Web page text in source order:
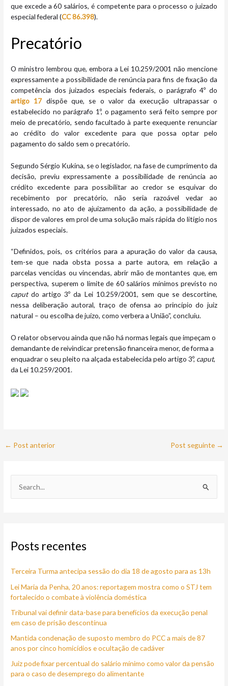
que excede a 60 salários, é competente para o processo o juizado
especial federal (CC 86.398).
Preca​​tório
O ministro lembrou que, embora a Lei 10.259/2001 não mencione
expressamente a possibilidade de renúncia para fins de fixação da
competência dos juizados especiais federais, o parágrafo 4º do
artigo 17dispõe que, se o valor da execução ultrapassar o
estabelecido no parágrafo 1º, o pagamento será feito sempre por
meio de precatório, sendo facultado à parte exequente renunciar
ao crédito do valor excedente para que possa optar pelo
pagamento do saldo sem o precatório.
Segundo Sérgio Kukina, se o legislador, na fase de cumprimento da
decisão, previu expressamente a possibilidade de renúncia ao
crédito excedente para possibilitar ao credor se esquivar do
recebimento por precatório, não seria razoável vedar ao
interessado, no ato de ajuizamento da ação, a possibilidade de
dispor de valores em prol de uma solução mais rápida do litígio nos
juizados especiais.
“Definidos, pois, os critérios para a apuração do valor da causa,
tem-se que nada obsta possa a parte autora, em relação a
parcelas vencidas ou vincendas, abrir mão de montantes que, em
perspectiva, superem o limite de 60 salários mínimos previsto no
caputdo artigo 3º da Lei 10.259/2001, sem que se descortine,
nessa deliberação autoral, traço de ofensa ao princípio do juiz
natural – ou escolha de juízo, como verbera a União”, concluiu.
O relator observou ainda que não há normas legais que impeçam o
demandante de reivindicar pretensão financeira menor, de forma a
enquadrar o seu pleito na alçada estabelecida pelo artigo 3º, caput,
da Lei 10.259/2001.
← Post anterior Post seguinte →
u
s
a
r
p
o
r
Posts recentes
Terceira Turma antecipa sessão do dia 18 de agosto para as 13h
Lei Maria da Penha, 20 anos: reportagem mostra como o STJ tem
fortalecido o combate à violência doméstica
Tribunal vai definir data-base para benefícios da execução penal
em caso de prisão descontínua
Mantida condenação de suposto membro do PCC a mais de 87
anos por cinco homicídios e ocultação de cadáver
Juiz pode fixar percentual do salário mínimo como valor da pensão
para o caso de desemprego do alimentante